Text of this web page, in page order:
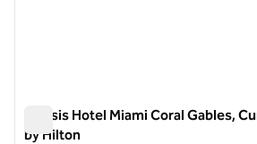
THesis Hotel Miami Coral Gables,
by Hilton